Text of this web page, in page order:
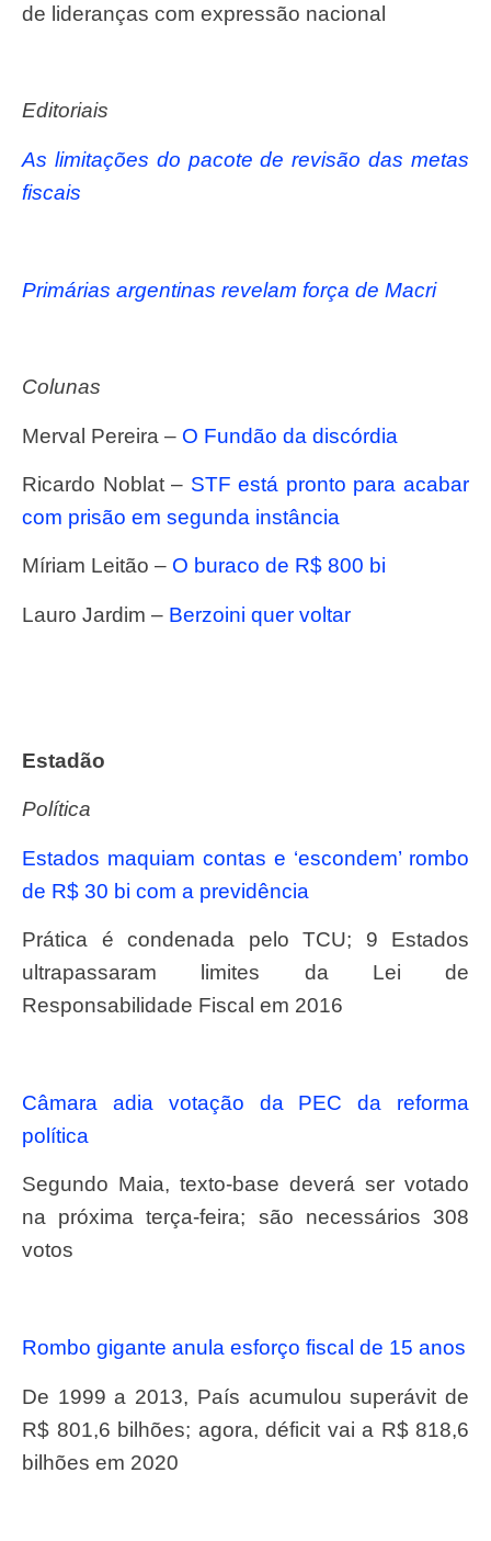
de lideranças com expressão nacional
Editoriais
As limitações do pacote de revisão das metas
fiscais
Primárias argentinas revelam força de Macri
Colunas
Merval Pereira – O Fundão da discórdia
Ricardo Noblat – STF está pronto para acabar
com prisão em segunda instância
Míriam Leitão – O buraco de R$ 800 bi
Lauro Jardim – Berzoini quer voltar
Estadão
Política
Estados maquiam contas e ‘escondem’ rombo
de R$ 30 bi com a previdência
Prática é condenada pelo TCU; 9 Estados
ultrapassaram limites da Lei de
Responsabilidade Fiscal em 2016
Câmara adia votação da PEC da reforma
política
Segundo Maia, texto-base deverá ser votado
na próxima terça-feira; são necessários 308
votos
Rombo gigante anula esforço fiscal de 15 anos
De 1999 a 2013, País acumulou superávit de
R$ 801,6 bilhões; agora, déficit vai a R$ 818,6
bilhões em 2020